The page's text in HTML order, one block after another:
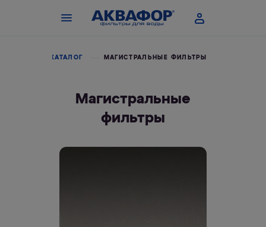
КАТАЛОГ МАГИСТРАЛЬНЫЕ ФИЛЬТРЫ
Магистральные
фильтры